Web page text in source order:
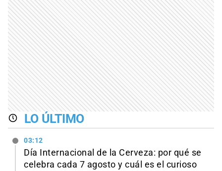
LO ÚLTIMO
03:12
Día Internacional de la Cerveza: por qué se
celebra cada 7 agosto y cuál es el curioso